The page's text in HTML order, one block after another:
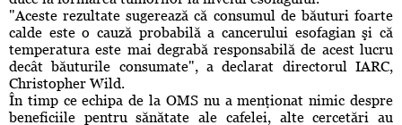
"Aceste rezultate sugerează că consumul de băuturi foarte
calde este o cauză probabilă a cancerului esofagian şi că
temperatura este mai degrabă responsabilă de acest lucru
decât băuturile consumate", a declarat directorul IARC,
Christopher Wild.
În timp ce echipa de la OMS nu a menţionat nimic despre
beneficiile pentru sănătate ale cafelei, alte cercetări au